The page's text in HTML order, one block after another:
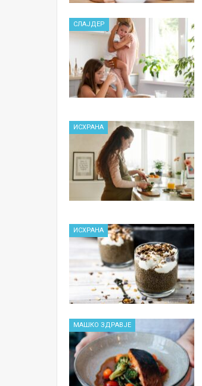
СЛАЈДЕР
ИСХРАНА
ИСХРАНА
МАШКО ЗДРАВЈЕ